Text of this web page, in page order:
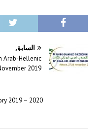
السابق
Arab-Hellenic
2019
2019 – 2020